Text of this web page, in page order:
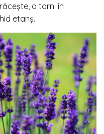
o torni în
etanș.